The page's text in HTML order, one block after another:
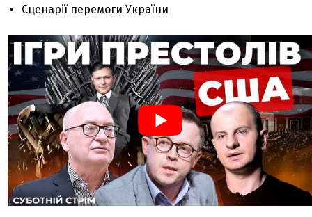
Сценарії перемоги України